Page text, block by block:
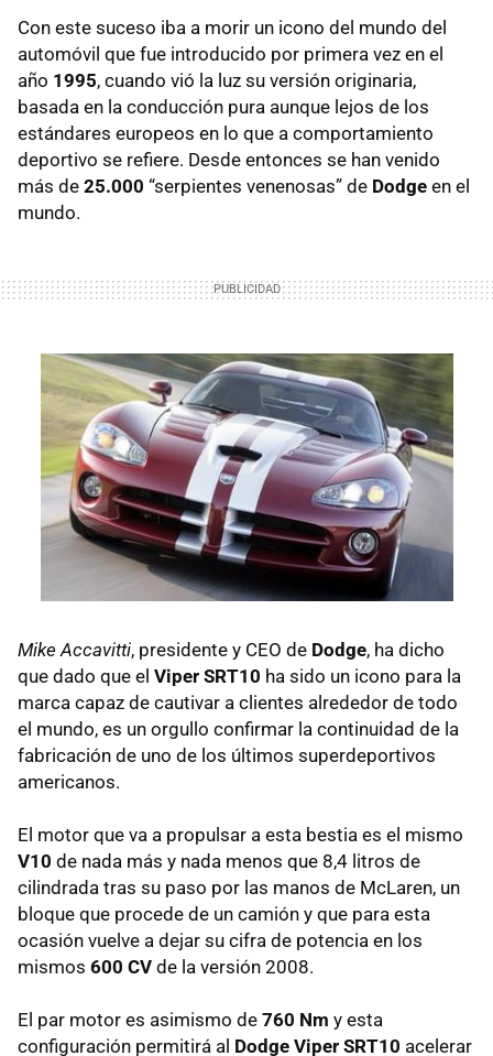
Con este suceso iba a morir un icono del mundo del
automóvil que fue introducido por primera vez en el
año 1995, cuando vió la luz su versión originaria,
basada en la conducción pura aunque lejos de los
estándares europeos en lo que a comportamiento
deportivo se refiere. Desde entonces se han venido
más de 25.000 “serpientes venenosas” de Dodge en el
mundo.
Mike Accavitti, presidente y CEO de Dodge, ha dicho
que dado que el Viper SRT10 ha sido un icono para la
marca capaz de cautivar a clientes alrededor de todo
el mundo, es un orgullo confirmar la continuidad de la
fabricación de uno de los últimos superdeportivos
americanos.
El motor que va a propulsar a esta bestia es el mismo
V10 de nada más y nada menos que 8,4 litros de
cilindrada tras su paso por las manos de McLaren, un
bloque que procede de un camión y que para esta
ocasión vuelve a dejar su cifra de potencia en los
mismos 600 CV de la versión 2008.
El par motor es asimismo de 760 Nm y esta
configuración permitirá al Dodge Viper SRT10 acelerar